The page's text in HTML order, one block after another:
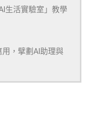
生活實驗室」教學
，擘劃AI助理與